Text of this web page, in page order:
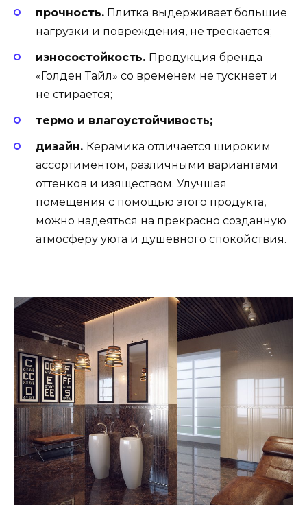
прочность. Плитка выдерживает большие
нагрузки и повреждения, не трескается;
износостойкость. Продукция бренда
«Голден Тайл» со временем не тускнеет и
не стирается;
термо и влагоустойчивость;
дизайн. Керамика отличается широким
ассортиментом, различными вариантами
оттенков и изяществом. Улучшая
помещения с помощью этого продукта,
можно надеяться на прекрасно созданную
атмосферу уюта и душевного спокойствия.